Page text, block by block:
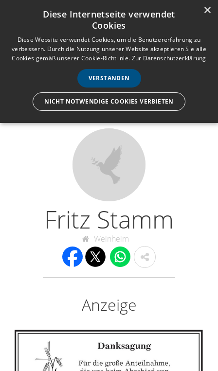
Anmelden Registrieren
e
n
ü
Wir lassen nur die Hand los,
Fritz Stamm
Weinheim
Anzeige
×
Diese Internetseite verwendet
Cookies
Diese Website verwendet Cookies, um die Benutzererfahrung zu
verbessern. Durch die Nutzung unserer Website akzeptieren Sie alle
Cookies gemäß unserer Cookie-Richtlinie. Zur Datenschutzerklärung
VERSTANDEN
NICHT NOTWENDIGE COOKIES VERBIETEN